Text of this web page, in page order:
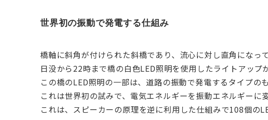
世界初の振動で発電する仕組み
橋軸に斜角が付けられた斜橋であり、流心に対し直角になっ
日没から22時まで橋の白色LED照明を使用したライトアップ
この橋のLED照明の一部は、道路の振動で発電するタイプの
これは世界初の試みで、電気エネルギーを振動エネルギーに
これは、スピーカーの原理を逆に利用した仕組みで108個の